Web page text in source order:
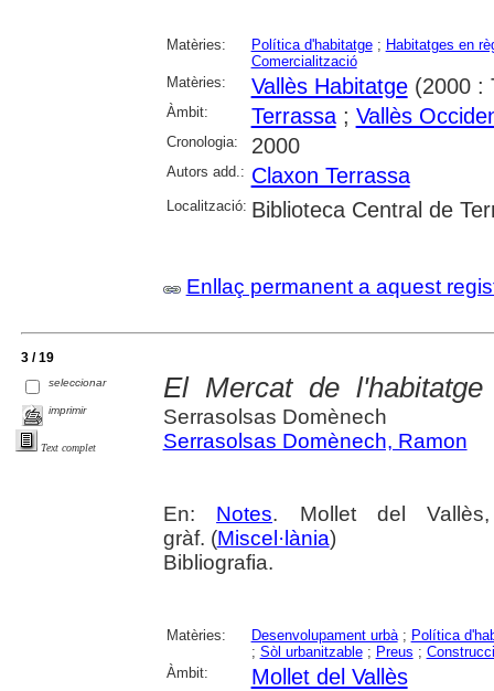
Matèries: Política d'habitatge; Habitatges en
Comercialització
Matèries:
Vallès Habitatge(2000 :
Àmbit: Terrassa; Vallès
Cronologia: 2000
Autors add.: Claxon Terrassa
Localització: Biblioteca Central de
Enllaç permanent a aquest
3 / 19
seleccionar
imprimir
Text complet
El Mercat de
Serrasolsas Domènech
Serrasolsas Domènech, Ramon
En: Notes. Mollet del
gràf. (Miscel·lània)
Bibliografia.
Matèries: Desenvolupament urbà; Política
; Sòl urbanitzable; Preus ;
Àmbit:
Mollet del Vallès